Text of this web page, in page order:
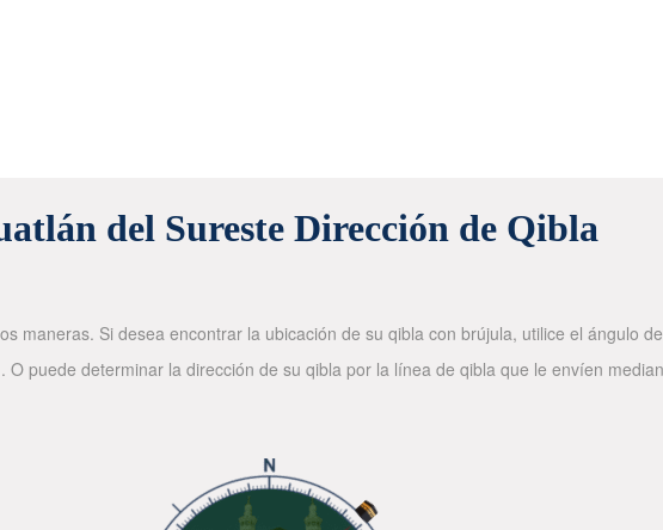
del Sureste Dirección de Qibla
maneras. Si desea encontrar la ubicación de su qibla con brújula, utilice el ángulo
puede determinar la dirección de su qibla por la línea de qibla que le envíen